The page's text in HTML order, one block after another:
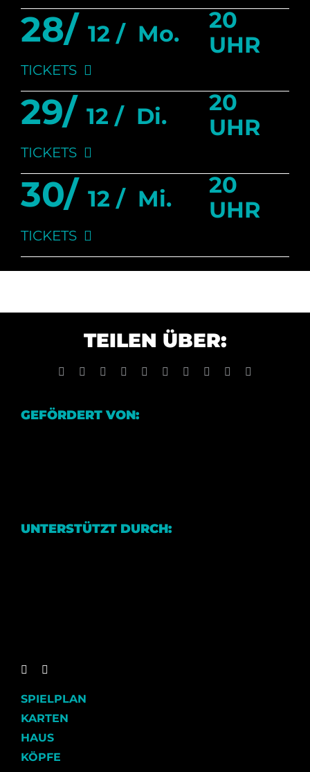
28/ 12 / Mo.
20
UHR
TICKETS
29/ 12 / Di.
20
UHR
TICKETS
30/ 12 / Mi.
20
UHR
TICKETS
TEILEN ÜBER:
Facebook Reddit LinkedInWhatsApp
TumblrPinterest Xing
GEFÖRDERT VON:
UNTERSTÜTZT DURCH:
SPIELPLAN
KARTEN
HAUS
KÖPFE